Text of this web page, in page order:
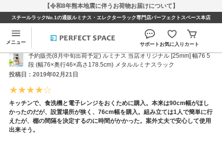
【令和8年熊本地震に伴うお荷物お届けについて】
スチールラックNo.1の通販ルミナス・エレクターラック専門店パーフェクトスペース本店
メニュー サポートお気に入り カート
古夢さんのレビュー
予約販売(8月中旬出荷予定) ルミナス 当店オリジナル [25mm] 幅76 5
段 (幅76×奥行46×高さ178.5cm) メタルルミナスラック
投稿日：2019年02月21日
キッチンで、食洗機と電子レンジをおくために購入。本来は90cm幅がほし
かったのだが、設置場所が狭く、76cm幅を購入。組み立ては1人で簡単に行
えたが、棚の間隔を決定するのに時間がかかった。案外丈夫で安心して使用
出来そう。